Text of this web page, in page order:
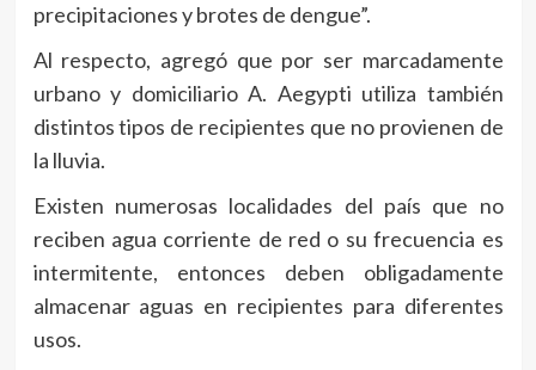
precipitaciones y brotes de dengue”.
Al respecto, agregó que por ser marcadamente
urbano y domiciliario A. Aegypti utiliza también
distintos tipos de recipientes que no provienen de
la lluvia.
Existen numerosas localidades del país que no
reciben agua corriente de red o su frecuencia es
intermitente, entonces deben obligadamente
almacenar aguas en recipientes para diferentes
usos.